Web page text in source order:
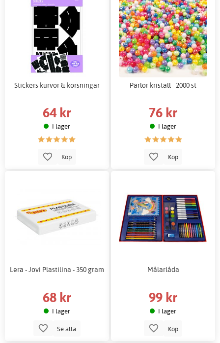
Stickers kurvor & korsningar
64 kr
I lager
Köp
Pärlor kristall - 2000 st
76 kr
I lager
Köp
Lera - Jovi Plastilina - 350 gram
68 kr
I lager
Se alla
Målarlåda
99 kr
I lager
Köp